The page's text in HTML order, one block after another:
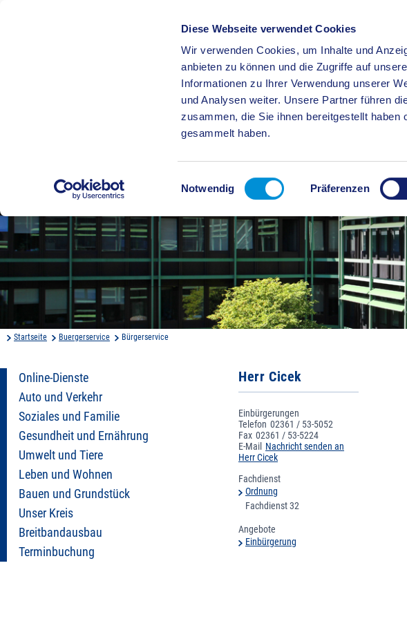
Diese Webseite verwendet Cookies
Wir verwenden Cookies, um Inhalte und
anbieten zu können und die Zugriffe auf
Informationen zu Ihrer Verwendung unserer
und Analysen weiter. Unsere Partner führen
zusammen, die Sie ihnen bereitgestellt
gesammelt haben.
Einwilligungsauswahl
Notwendig Präferenzen
BÜRGERSERVICE
Startseite Buergerservice Bürgerservice
Online-Dienste
Auto und Verkehr
Soziales und Familie
Gesundheit und Ernährung
Umwelt und Tiere
Leben und Wohnen
Bauen und Grundstück
Unser Kreis
Breitbandausbau
Terminbuchung
Herr Cicek
Einbürgerungen
Telefon 02361 / 53-5052
Fax 02361 / 53-5224
E-Mail Nachricht senden an
Herr Cicek
Fachdienst
Ordnung
Fachdienst 32
Angebote
Einbürgerung